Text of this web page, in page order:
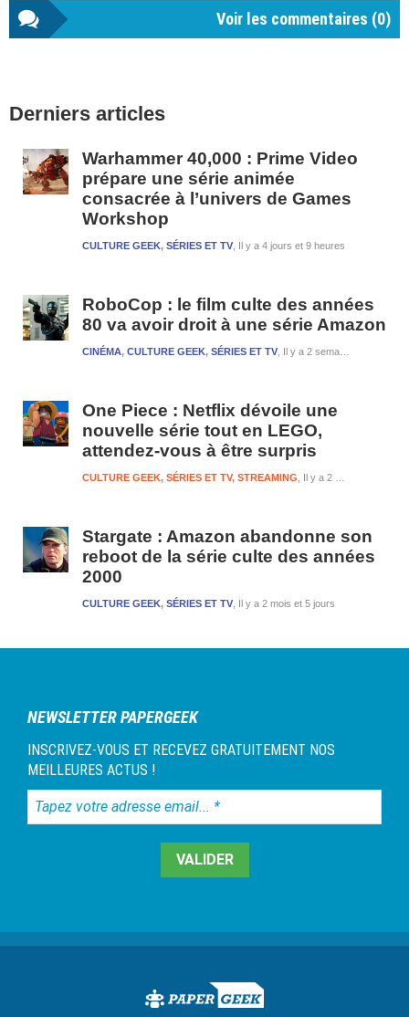
Voir les commentaires (0)
latérale
Derniers articles
Warhammer 40,000 : Prime Video
prépare une série animée
consacrée à l’univers de Games
Workshop
Il y a 4 jours et 9 heures
CULTURE GEEK, SÉRIES ET TV
RoboCop : le film culte des années
80 va avoir droit à une série Amazon
Il y a 2 semaines et 3 jours
CINÉMA, CULTURE GEEK, SÉRIES ET TV
One Piece : Netflix dévoile une
nouvelle série tout en LEGO,
attendez-vous à être surpris
Il y a 2 semaines et 4 jours
CULTURE GEEK, SÉRIES ET TV, STREAMING
Stargate : Amazon abandonne son
reboot de la série culte des années
2000
Il y a 2 mois et 5 jours
CULTURE GEEK, SÉRIES ET TV
NEWSLETTER PAPERGEEK
INSCRIVEZ-VOUS ET RECEVEZ GRATUITEMENT NOS
MEILLEURES ACTUS !
Tapez
votre